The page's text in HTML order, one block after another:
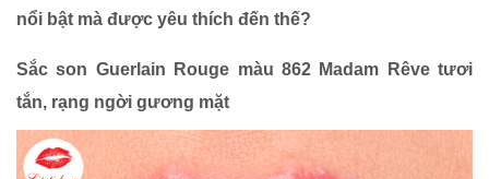
nổi bật mà được yêu thích đến thế?
Sắc son Guerlain Rouge màu 862 Madam Rêve tươi
tắn, rạng ngời gương mặt